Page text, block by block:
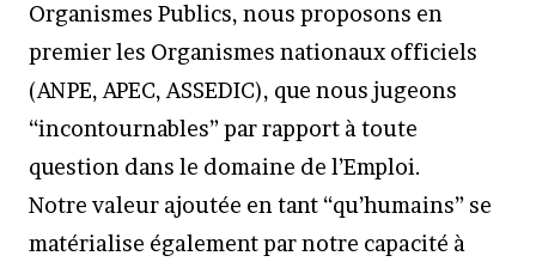
Organismes Publics, nous proposons en
premier les Organismes nationaux officiels
(ANPE, APEC, ASSEDIC), que nous jugeons
“incontournables” par rapport à toute
question dans le domaine de l’Emploi.
Notre valeur ajoutée en tant “qu’humains” se
matérialise également par notre capacité à